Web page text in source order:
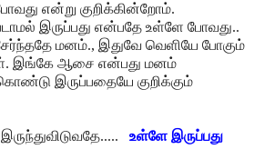
என்று குறிக்கின்றோம்.
இருப்பது என்பதே உள்ளே போவது..
மனம்., இதுவே வெளியே போகும்
இங்கே ஆசை என்பது மனம்
இருப்பதையே குறிக்கும்
உள்ளே இருப்பது